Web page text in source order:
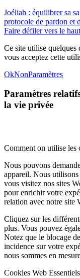
Joéliah : équilibrer sa
protocole de pardon et
Faire défiler vers le haut
Ce site utilise quelques
vous acceptez cette
OkNonParamètres
Paramètres
la vie privée
Comment on utilise les
Nous pouvons
appareil. Nous
vous visitez nos sites
pour enrichir votre
relation avec notre site
Cliquez sur les
plus. Vous pouvez
Notez que le blocage
incidence sur votre
nous sommes en
Cookies Web Essentiels